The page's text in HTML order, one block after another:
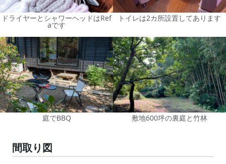
ドライヤーとシャワーヘッドはRef
aです
トイレは2カ所設置してあります
庭でBBQ 敷地600坪の裏庭と竹林
間取り図